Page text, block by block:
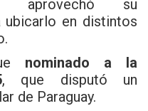
aprovechó su
ubicarlo en distintos
nominado a la
, que disputó un
de Paraguay.